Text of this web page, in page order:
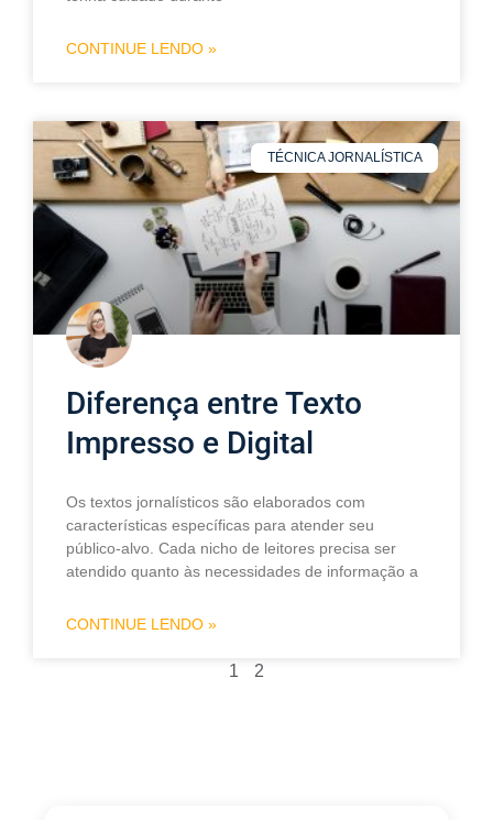
CONTINUE LENDO »
TÉCNICA JORNALÍSTICA
Diferença entre Texto
Impresso e Digital
Os textos jornalísticos são elaborados com
características específicas para atender seu
público-alvo. Cada nicho de leitores precisa ser
atendido quanto às necessidades de informação a
CONTINUE LENDO »
1 2